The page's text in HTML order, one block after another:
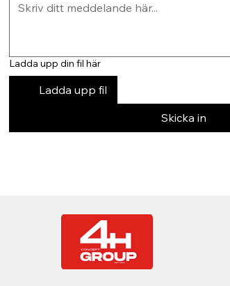
Ladda upp din fil här
Ladda upp fil
Skicka in